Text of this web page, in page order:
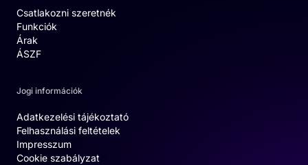
Csatlakozni szeretnék
Funkciók
Árak
ÁSZF
Jogi információk
Adatkezelési tájékoztató
Felhasználási feltételek
Impresszum
Cookie szabályzat